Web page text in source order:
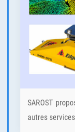
SAROST
autres